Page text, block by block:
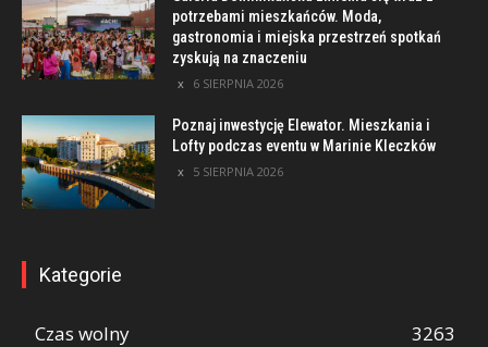
potrzebami mieszkańców. Moda,
gastronomia i miejska przestrzeń spotkań
zyskują na znaczeniu
6 SIERPNIA 2026
Poznaj inwestycję Elewator. Mieszkania i
Lofty podczas eventu w Marinie Kleczków
5 SIERPNIA 2026
Kategorie
Czas wolny
3263